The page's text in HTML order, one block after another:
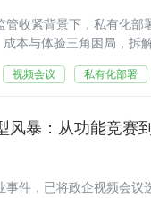
管收紧背景下，私有化
本与体验三角困局，拆
视频会议 私有化部署
风暴：从功能竞赛
事件，已将政企视频会